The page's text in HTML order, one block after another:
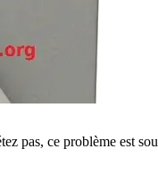
pas, ce problème est